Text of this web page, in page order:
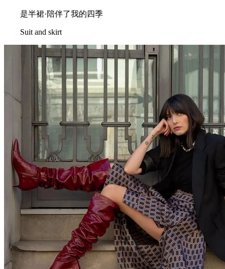
是半裙·陪伴了我的四季
Suit and skirt